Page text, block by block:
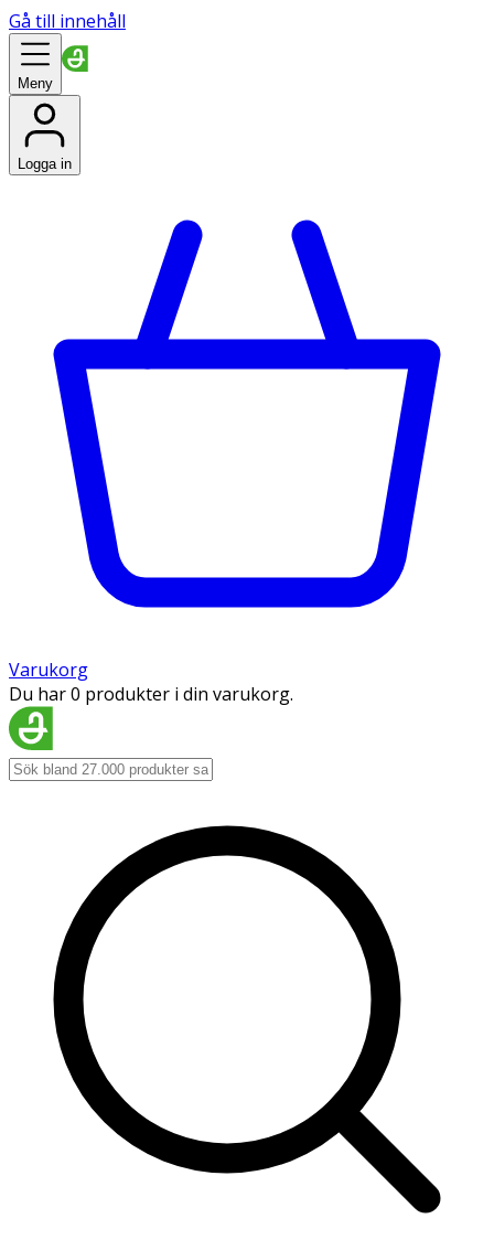
Gå till innehåll
Meny
Logga in
Varukorg
Du har 0 produkter i din varukorg.